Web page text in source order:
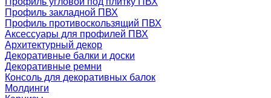
Профиль закладной ПВХ
Профиль противоскользящий ПВХ
Аксессуары для профилей ПВХ
Архитектурный декор
Декоративные балки и доски
Декоративные ремни
Консоль для декоративных балок
Молдинги